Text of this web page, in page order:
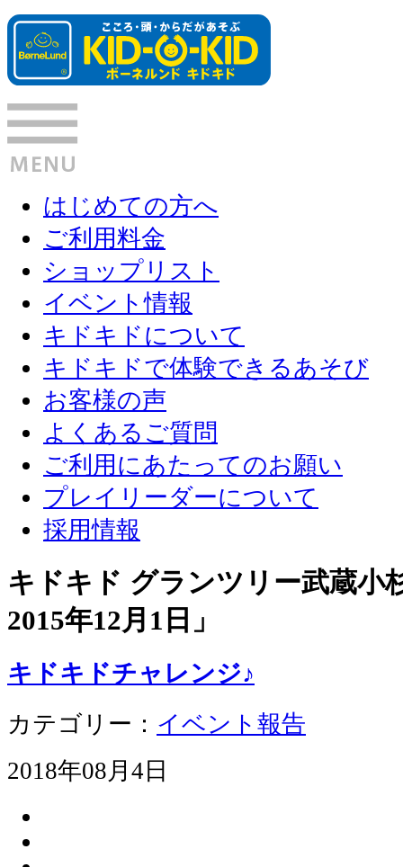
はじめての方へ
ご利用料金
ショップリスト
イベント情報
キドキドについて
キドキドで体験できるあそび
お客様の声
よくあるご質問
ご利用にあたってのお願い
プレイリーダーについて
採用情報
キドキド グランツリー武蔵
2015年12月1日 」
キドキドチャレンジ♪
カテゴリー： イベント報告
2018年08月4日